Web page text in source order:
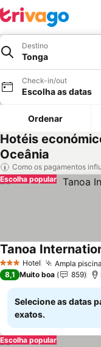
Destino
Tonga
Check-in/out
Escolha as datas
Ordenar
Hotéis
Oceânia
Como os pagamentos
Escolha popular
3 EstrelasHotel Ampla
Tanoa
8,1 Muito boa 859
Selecione as datas
exatos.
Escolha popular